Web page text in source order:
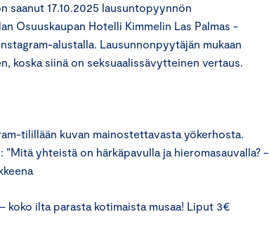
saanut 17.10.2025 lausuntopyynnön
Osuuskaupan Hotelli Kimmelin Las Palmas -
alustalla. Lausunnonpyytäjän mukaan
koska siinä on seksuaalissävytteinen vertaus.
tilillään kuvan mainostettavasta yökerhosta.
yhteistä on härkäpavulla ja hieromasauvalla? -
koko ilta parasta kotimaista musaa! Liput 3€